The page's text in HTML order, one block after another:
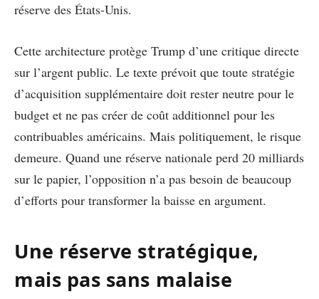
réserve des États-Unis.
Cette architecture protège Trump d’une critique directe
sur l’argent public. Le texte prévoit que toute stratégie
d’acquisition supplémentaire doit rester neutre pour le
budget et ne pas créer de coût additionnel pour les
contribuables américains. Mais politiquement, le risque
demeure. Quand une réserve nationale perd 20 milliards
sur le papier, l’opposition n’a pas besoin de beaucoup
d’efforts pour transformer la baisse en argument.
Une réserve stratégique,
mais pas sans malaise